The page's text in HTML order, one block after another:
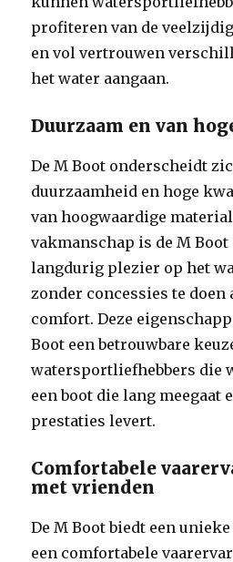
profiteren van de
en vol vertrouwen
het water aangaan.
Duurzaam en van
De M Boot onderscheidt
duurzaamheid en hoge
van hoogwaardige
vakmanschap is de M
langdurig plezier op het
zonder concessies te doen
comfort. Deze
Boot een betrouwbare
watersportliefhebbers die
een boot die lang meegaat
prestaties levert.
Comfortabele
met vrienden
De M Boot biedt een
een comfortabele